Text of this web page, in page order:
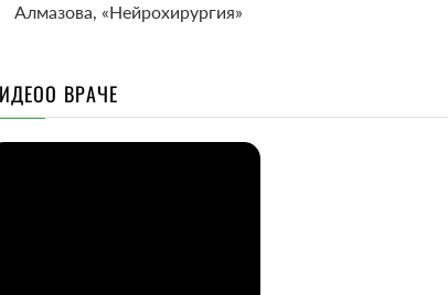
Алмазова, «Нейрохирургия»
О ВРАЧЕ